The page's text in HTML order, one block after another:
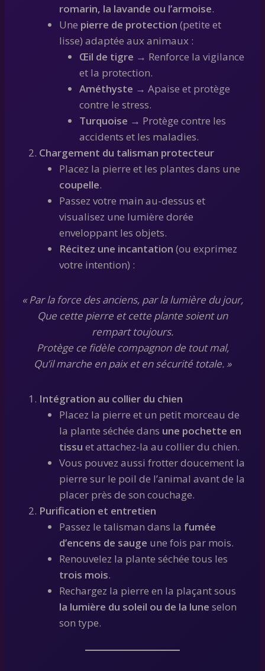
romarin, la lavande ou l’armoise.
Une pierre de protection (petite et
lisse) adaptée aux animaux :
Œil de tigre → Renforce la vigilance
et la protection.
Améthyste → Apaise et protège
contre le stress.
Turquoise → Protège contre les
accidents et les maladies.
Chargement du talisman protecteur
Placez la pierre et les plantes dans une
coupelle.
Passez votre main au-dessus et
visualisez une lumière dorée
enveloppant les objets.
Récitez une incantation (ou exprimez
votre intention) :
« Par la force des anciens, par la lumière du jour,
Que cette pierre et cette plante soient un
rempart toujours.
Protège ce fidèle compagnon de tout mal,
Qu’il marche en paix et en sécurité totale. »
Intégration au collier du chien
Placez la pierre et un petit morceau de
la plante séchée dans une pochette en
tissu et attachez-la au collier du chien.
Vous pouvez aussi frotter doucement la
pierre sur le poil de l’animal avant de la
placer près de son couchage.
Purification et entretien
Passez le talisman dans la fumée
d’encens de sauge une fois par mois.
Renouvelez la plante séchée tous les
trois mois.
Rechargez la pierre en la plaçant sous
la lumière du soleil ou de la lune selon
son type.